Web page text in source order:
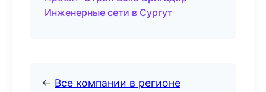
Инженерные сети в Сургут
← Все компании в регионе